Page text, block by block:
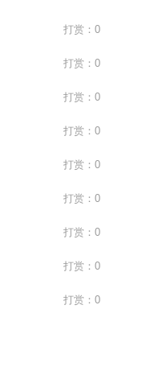
打赏：0
打赏：0
打赏：0
打赏：0
打赏：0
打赏：0
打赏：0
打赏：0
打赏：0